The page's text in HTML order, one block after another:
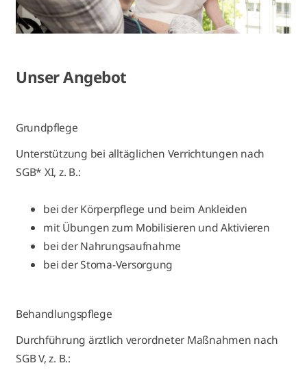
Unser Angebot
Grundpflege
Unterstützung bei alltäglichen Verrichtungen nach
SGB* XI, z. B.:
bei der Körperpflege und beim Ankleiden
mit Übungen zum Mobilisieren und Aktivieren
bei der Nahrungsaufnahme
bei der Stoma-Versorgung
Behandlungspflege
Durchführung ärztlich verordneter Maßnahmen nach
SGB V, z. B.: